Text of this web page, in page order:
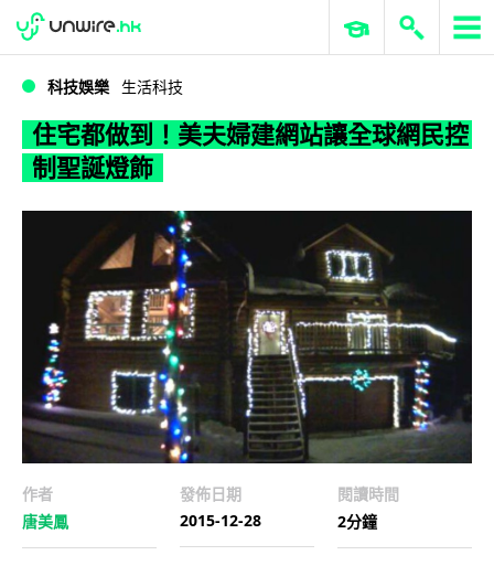
WWDC 2026 ERP 與商業 AI
科技娛樂 生活科技
住宅都做到！美夫婦建網站讓全球網民控
制聖誕燈飾
作者
唐美鳳
發佈日期
2015-12-28
閱讀時間
2分鐘